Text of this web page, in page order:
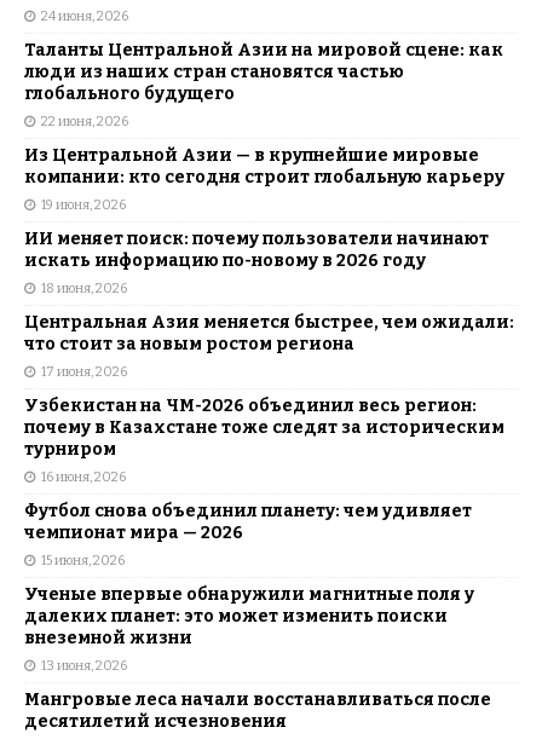
24 июня, 2026
Таланты Центральной Азии на мировой сцене: как
люди из наших стран становятся частью
глобального будущего
22 июня, 2026
Из Центральной Азии — в крупнейшие мировые
компании: кто сегодня строит глобальную карьеру
19 июня, 2026
ИИ меняет поиск: почему пользователи начинают
искать информацию по-новому в 2026 году
18 июня, 2026
Центральная Азия меняется быстрее, чем ожидали:
что стоит за новым ростом региона
17 июня, 2026
Узбекистан на ЧМ-2026 объединил весь регион:
почему в Казахстане тоже следят за историческим
турниром
16 июня, 2026
Футбол снова объединил планету: чем удивляет
чемпионат мира — 2026
15 июня, 2026
Ученые впервые обнаружили магнитные поля у
далеких планет: это может изменить поиски
внеземной жизни
13 июня, 2026
Мангровые леса начали восстанавливаться после
десятилетий исчезновения